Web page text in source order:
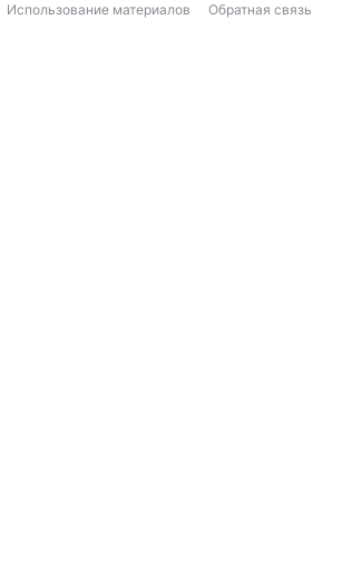
Использование материалов Обратная связь